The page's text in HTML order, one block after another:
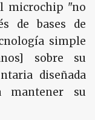
microchip "no
de bases de
simple
sobre su
diseñada
su